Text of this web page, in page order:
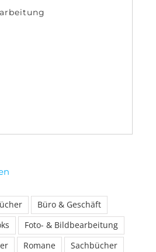
Büro & Geschäft
Foto- & Bildbearbeitung
Romane
Sachbücher